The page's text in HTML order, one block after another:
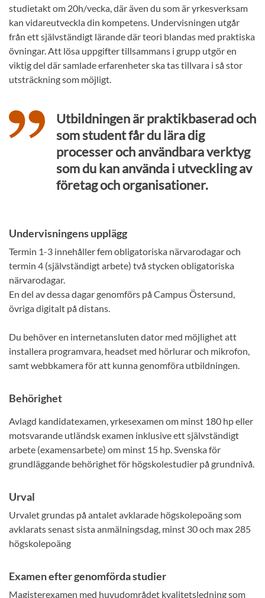
studietakt om 20h/vecka, där även du som är yrkesverksam
kan vidareutveckla din kompetens. Undervisningen utgår
från ett självständigt lärande där teori blandas med praktiska
övningar. Att lösa uppgifter tillsammans i grupp utgör en
viktig del där samlade erfarenheter ska tas tillvara i så stor
utsträckning som möjligt.
Utbildningen är praktikbaserad och
som student får du lära dig
processer och användbara verktyg
som du kan använda i utveckling av
företag och organisationer.
Undervisningens upplägg
Termin 1-3 innehåller fem obligatoriska närvarodagar och
termin 4 (självständigt arbete) två stycken obligatoriska
närvarodagar.
En del av dessa dagar genomförs på Campus Östersund,
övriga digitalt på distans.
Du behöver en internetansluten dator med möjlighet att
installera programvara, headset med hörlurar och mikrofon,
samt webbkamera för att kunna genomföra utbildningen.
Behörighet
Avlagd kandidatexamen, yrkesexamen om minst 180 hp eller
motsvarande utländsk examen inklusive ett självständigt
arbete (examensarbete) om minst 15 hp. Svenska för
grundläggande behörighet för högskolestudier på grundnivå.
Urval
Urvalet grundas på antalet avklarade högskolepoäng som
avklarats senast sista anmälningsdag, minst 30 och max 285
högskolepoäng
Examen efter genomförda studier
Magisterexamen med huvudområdet kvalitetsledning som